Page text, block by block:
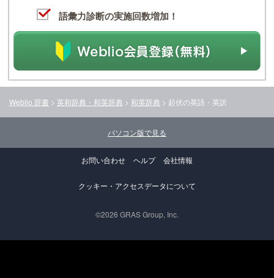
語彙力診断の実施回数増加！
Weblio 辞書 > 英和辞典・和英辞典 > 和英辞典 > 起伏の英語・英訳
パソコン版で見る
お問い合わせ ヘルプ 会社情報
クッキー・アクセスデータについて
©2026 GRAS Group, Inc.